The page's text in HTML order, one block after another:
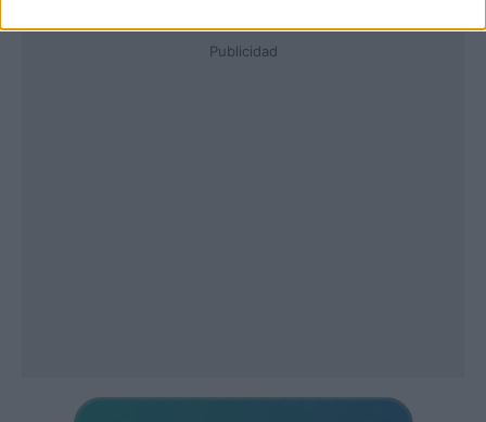
Publicidad